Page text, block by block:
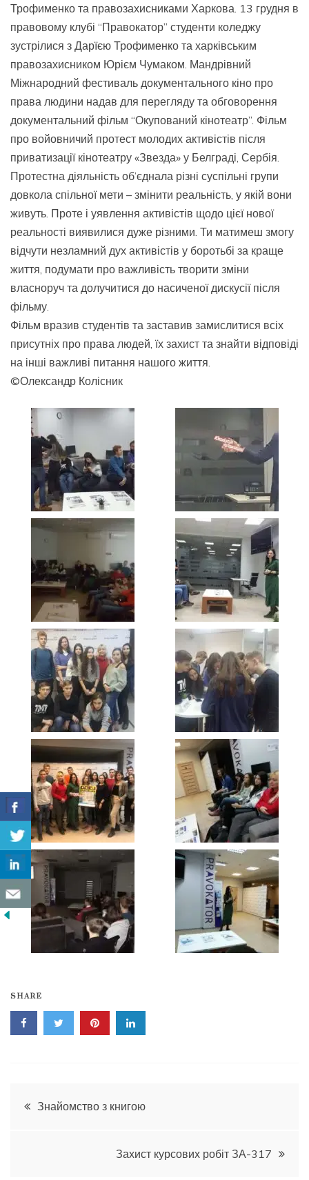
Трофименко та правозахисниками Харкова. 13 грудня в
правовому клубі “Правокатор” студенти коледжу
зустрілися з Дарїєю Трофименко та харківським
правозахисником Юрієм Чумаком. Мандрівний
Міжнародний фестиваль документального кіно про
права людини надав для перегляду та обговорення
документальний фільм “Окупований кінотеатр”. Фільм
про войовничий протест молодих активістів після
приватизації кінотеатру «Звезда» у Белграді, Сербія.
Протестна діяльність об’єднала різні суспільні групи
довкола спільної мети – змінити реальність, у якій вони
живуть. Проте і уявлення активістів щодо цієї нової
реальності виявилися дуже різними. Ти матимеш змогу
відчути незламний дух активістів у боротьбі за краще
життя, подумати про важливість творити зміни
власноруч та долучитися до насиченої дискусії після
фільму.
Фільм вразив студентів та заставив замислитися всіх
присутніх про права людей, їх захист та знайти відповіді
на інші важливі питання нашого життя.
©Олександр Колісник
SHARE
Навігація
Знайомство з книгою
Захист курсових робіт ЗА-317